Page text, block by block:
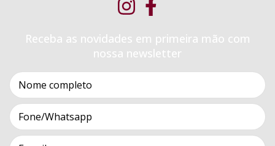
Receba as novidades em primeira mão com
nossa newsletter